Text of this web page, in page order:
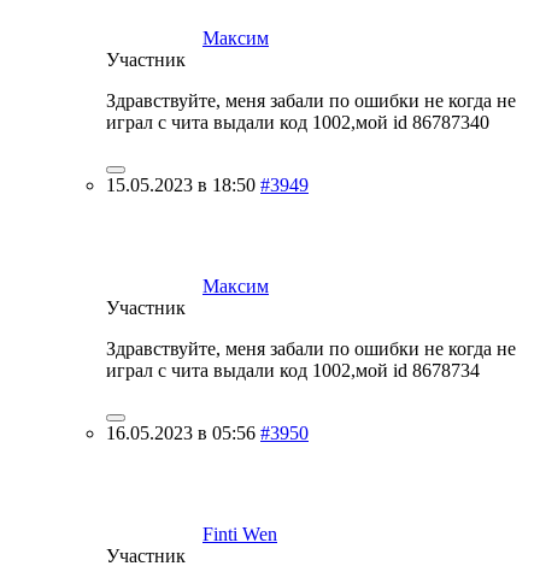
Максим
Участник
Здравствуйте, меня забали по ошибки не когда не
играл с чита выдали код 1002,мой id 86787340
15.05.2023 в 18:50 #3949
Максим
Участник
Здравствуйте, меня забали по ошибки не когда не
играл с чита выдали код 1002,мой id 8678734
16.05.2023 в 05:56 #3950
Finti Wen
Участник